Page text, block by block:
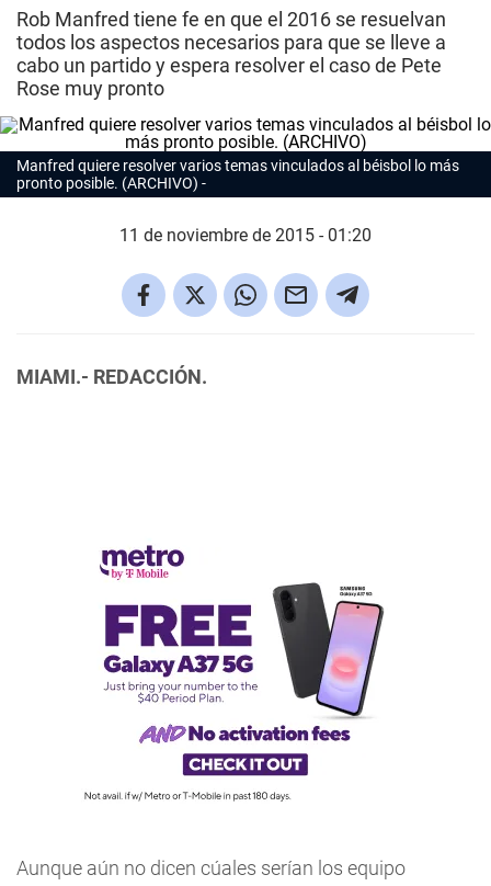
Rob Manfred tiene fe en que el 2016 se resuelvan
todos los aspectos necesarios para que se lleve a
cabo un partido y espera resolver el caso de Pete
Rose muy pronto
Manfred quiere resolver varios temas vinculados al béisbol lo más
pronto posible. (ARCHIVO)
11 de noviembre de 2015 - 01:20
MIAMI.- REDACCIÓN.
Aunque aún no dicen cúales serían los equipo